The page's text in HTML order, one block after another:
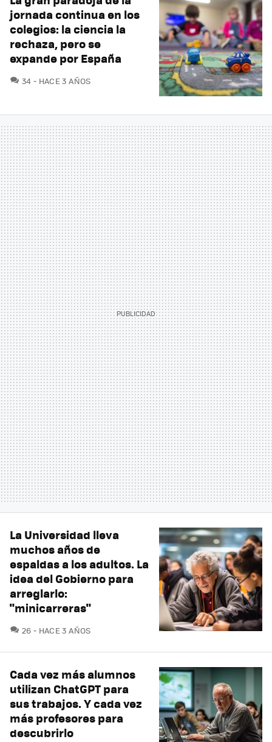
jornada continua en los
colegios: la ciencia la
rechaza, pero se
expande por España
34 COMENTARIOS
HACE 3 AÑOS
La Universidad lleva
muchos años de
espaldas a los adultos. La
idea del Gobierno para
arreglarlo:
"minicarreras"
26 COMENTARIOS
HACE 3 AÑOS
Cada vez más alumnos
utilizan ChatGPT para
sus trabajos. Y cada vez
más profesores para
descubrirlo